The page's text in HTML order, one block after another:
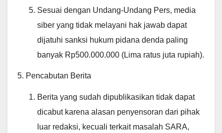
Sesuai dengan Undang-Undang Pers, media
siber yang tidak melayani hak jawab dapat
dijatuhi sanksi hukum pidana denda paling
banyak Rp500.000.000 (Lima ratus juta rupiah).
5. Pencabutan Berita
Berita yang sudah dipublikasikan tidak dapat
dicabut karena alasan penyensoran dari pihak
luar redaksi, kecuali terkait masalah SARA,